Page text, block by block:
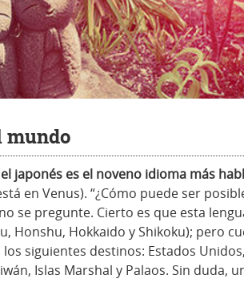
mundo
japonés es el noveno idioma más
en Venus). “¿Cómo puede ser
se pregunte. Cierto es que esta
Honshu, Hokkaido y Shikoku); pero
siguientes destinos: Estados Unidos,
Islas Marshal y Palaos. Sin duda,